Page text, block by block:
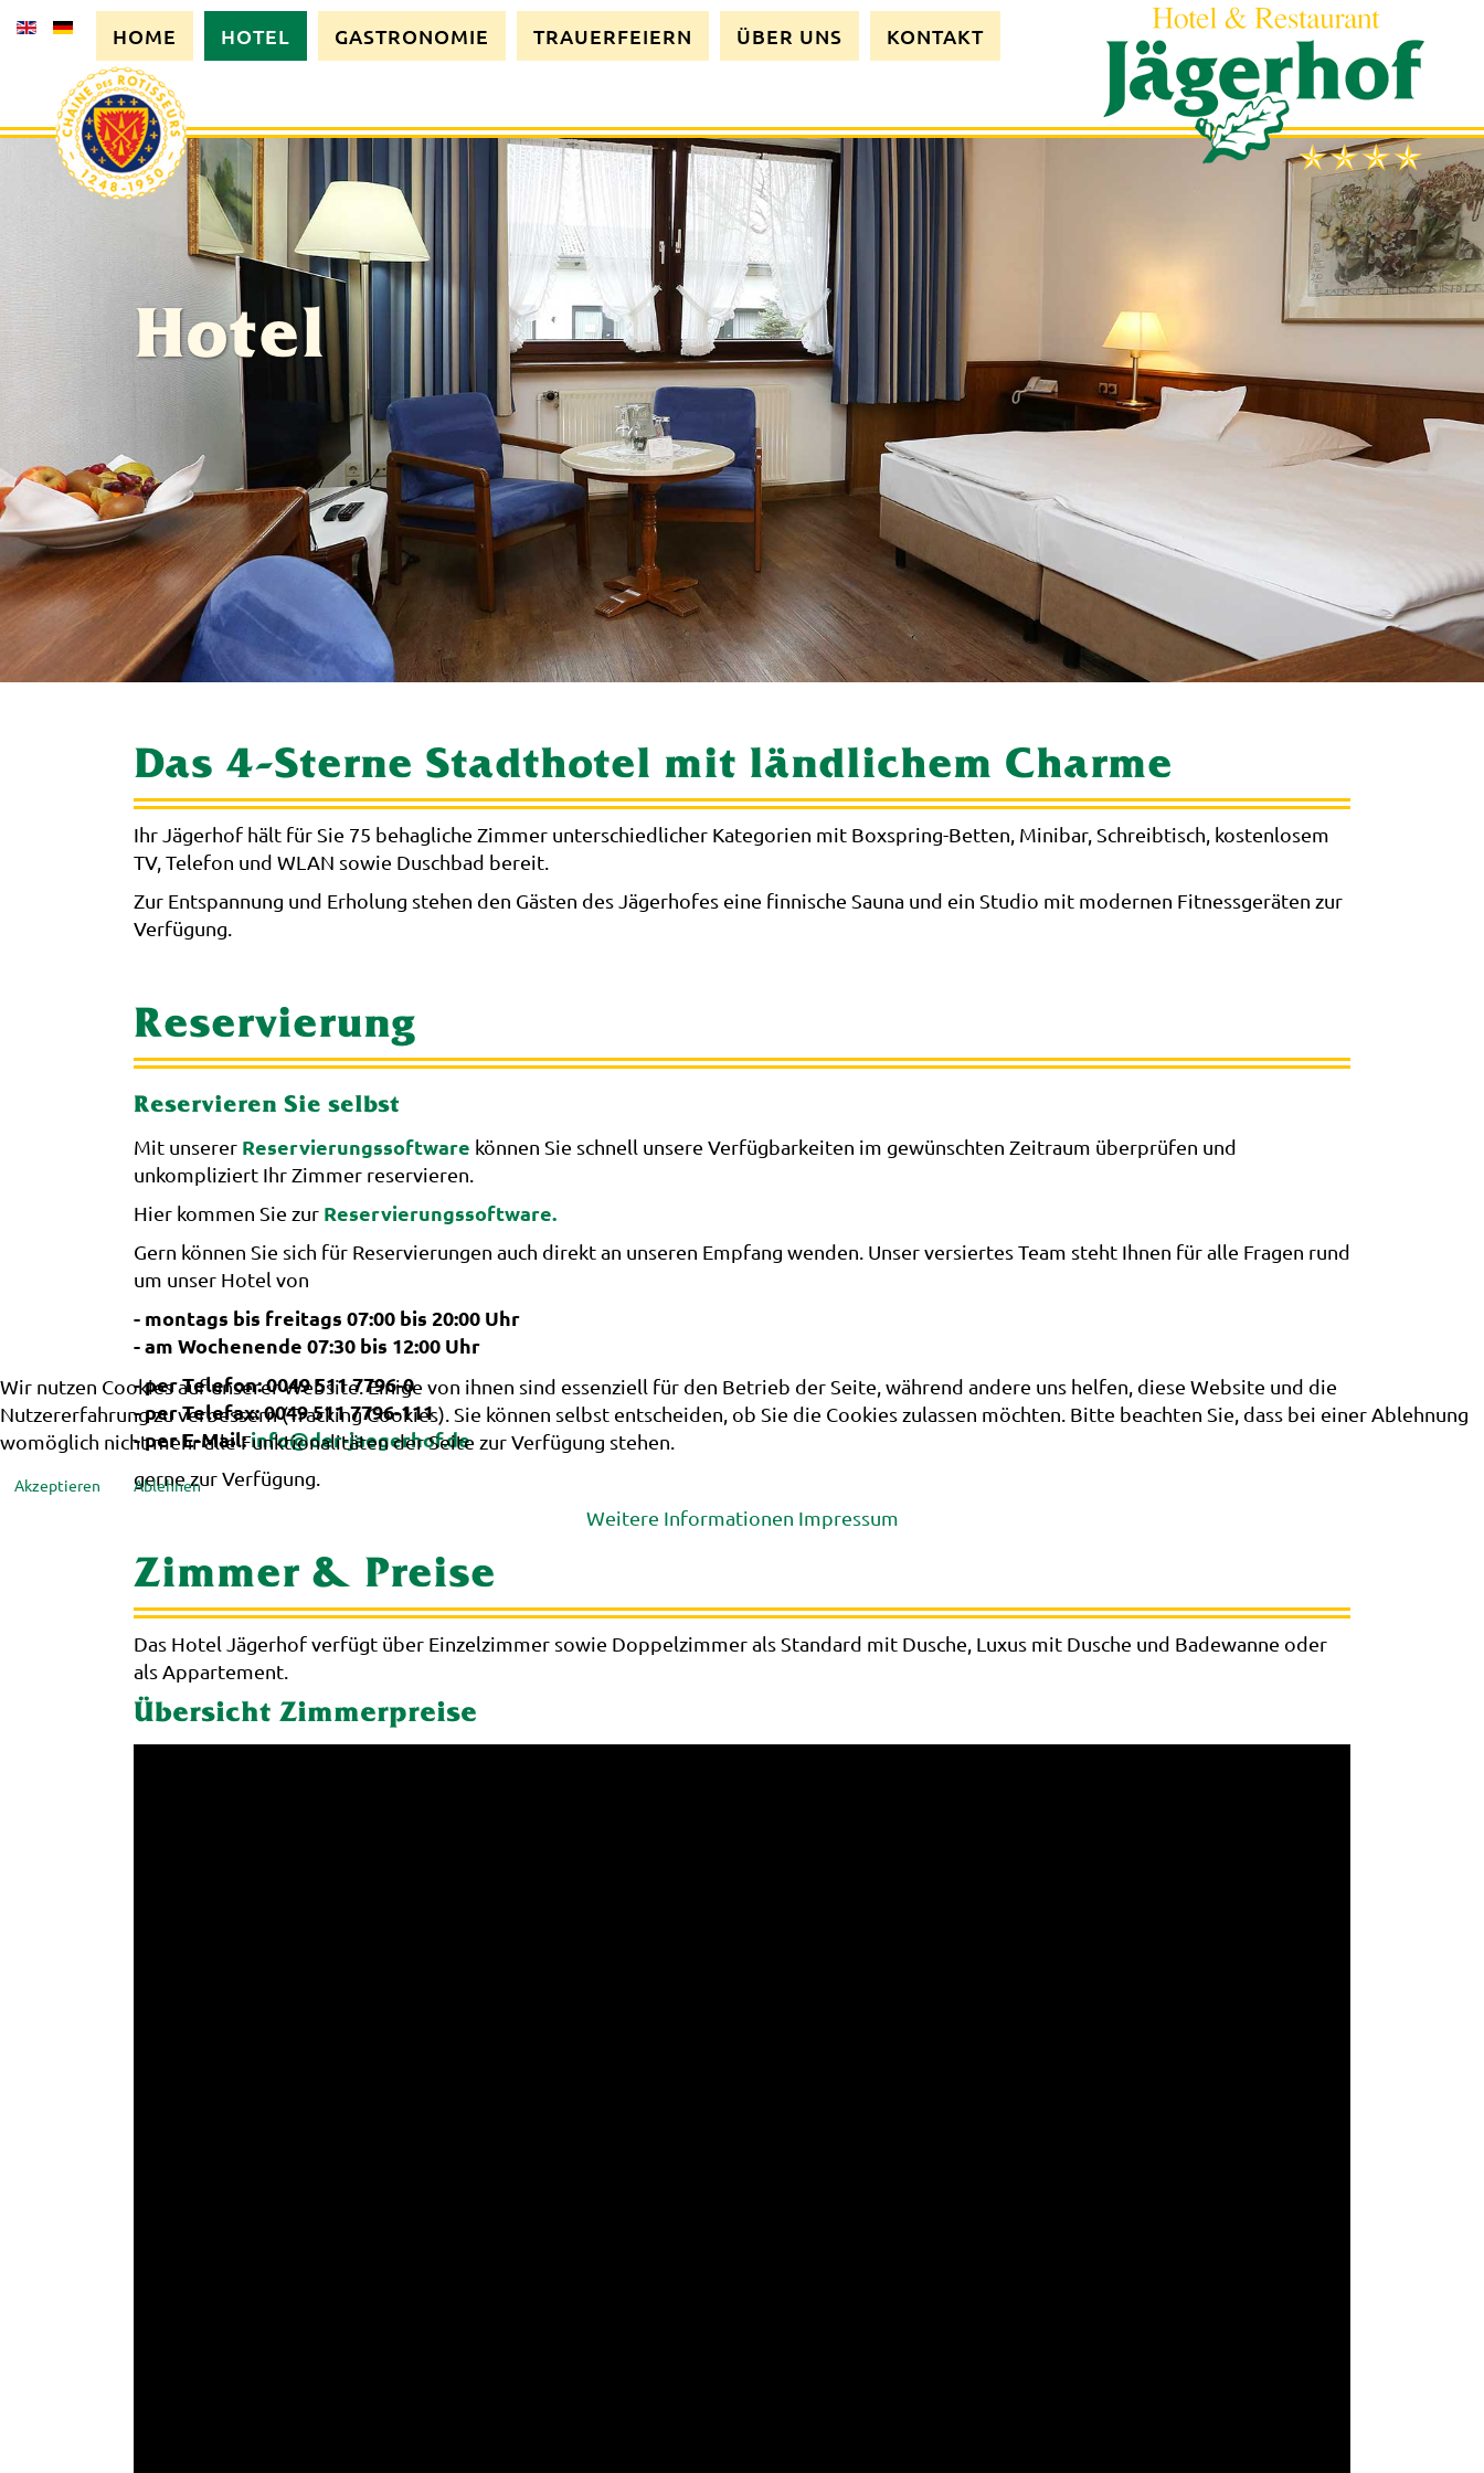
HOME HOTEL GASTRONOMIE TRAUERFEIERN ÜBER UNS KONTAKT
Hotel
Das 4-Sterne Stadthotel mit ländlichem Charme
Ihr Jägerhof hält für Sie 75 behagliche Zimmer unterschiedlicher Kategorien mit Boxspring-Betten, Minibar, Schreibtisch, kostenlosem
TV, Telefon und WLAN sowie Duschbad bereit.
Zur Entspannung und Erholung stehen den Gästen des Jägerhofes eine finnische Sauna und ein Studio mit modernen Fitnessgeräten zur
Verfügung.
Reservierung
Reservieren Sie selbst
Mit unserer Reservierungssoftware können Sie schnell unsere Verfügbarkeiten im gewünschten Zeitraum überprüfen und
unkompliziert Ihr Zimmer reservieren.
Hier kommen Sie zur Reservierungssoftware.
Gern können Sie sich für Reservierungen auch direkt an unseren Empfang wenden. Unser versiertes Team steht Ihnen für alle Fragen rund
um unser Hotel von
- montags bis freitags 07:00 bis 20:00 Uhr
- am Wochenende 07:30 bis 12:00 Uhr
- per Telefon: 0049 511 7796-0
- per Telefax: 0049 511 7796-111
- per E-Mail:info@der-jaegerhof.de
gerne zur Verfügung.
Zimmer & Preise
Das Hotel Jägerhof verfügt über Einzelzimmer sowie Doppelzimmer als Standard mit Dusche, Luxus mit Dusche und Badewanne oder
als Appartement.
Übersicht Zimmerpreise
Wir nutzen Cookies auf unserer Website. Einige von ihnen sind essenziell für den Betrieb der Seite, während andere uns helfen, diese Website und die
Nutzererfahrung zu verbessern (Tracking Cookies). Sie können selbst entscheiden, ob Sie die Cookies zulassen möchten. Bitte beachten Sie, dass bei einer Ablehnung
womöglich nicht mehr alle Funktionalitäten der Seite zur Verfügung stehen.
Akzeptieren Ablehnen
Weitere Informationen Impressum